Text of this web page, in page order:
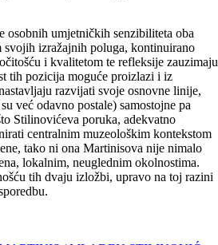
osobnih umjetničkih senzibiliteta oba
svojih izražajnih poluga, kontinuirano
i kvalitetom te refleksije zauzimaju
tih pozicija moguće proizlazi i iz
razvijati svoje osnovne linije,
već odavno postale) samostojne pa
Stilinovićeva poruka, adekvatno
centralnim muzeološkim kontekstom
tako ni ona Martinisova nije nimalo
lokalnim, neuglednim okolnostima.
tih dvaju izložbi, upravo na toj razini